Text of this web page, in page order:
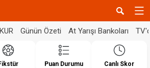
Günün Özeti At Yarışı Bankoları
Puan Durumu Canlı Skor